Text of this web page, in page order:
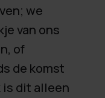
we
van ons
of
de komst
dit alleen